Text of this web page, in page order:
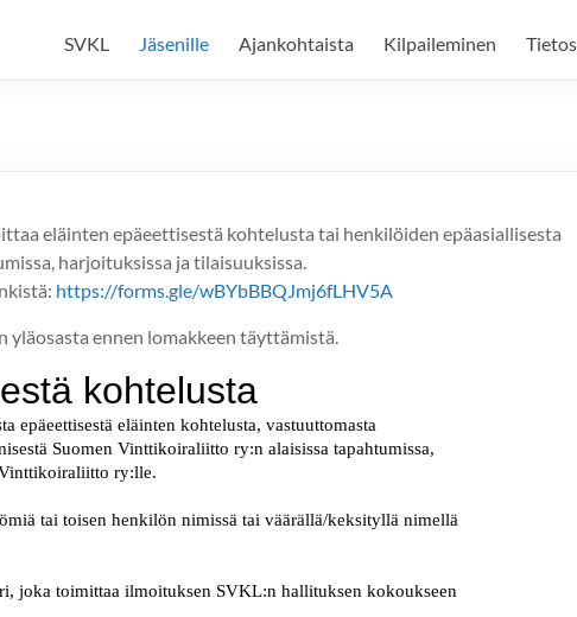
SVKL Jäsenille Ajankohtaista Kilpaileminen
eläinten epäeettisestä kohtelusta tai henkilöiden epäasiallisesta
harjoituksissa ja tilaisuuksissa.
https://forms.gle/wBYbBBQJmj6fLHV5A
yläosasta ennen lomakkeen täyttämistä.